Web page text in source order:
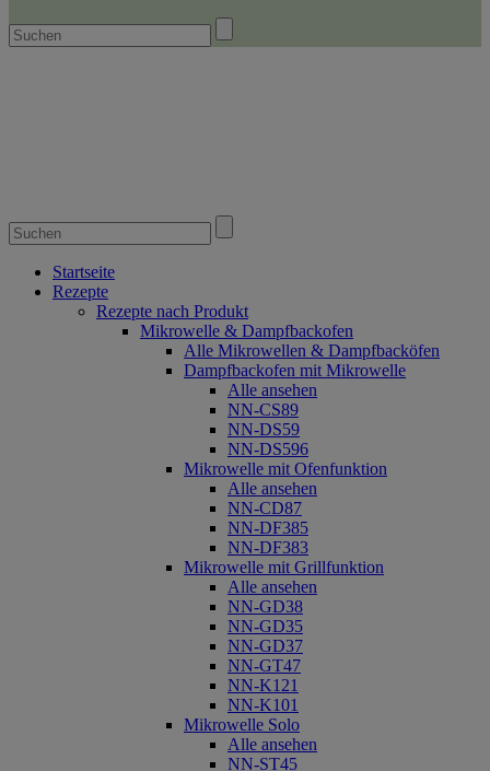
Startseite
Rezepte
Rezepte nach Produkt
Mikrowelle & Dampfbackofen
Alle Mikrowellen & Dampfbacköfen
Dampfbackofen mit Mikrowelle
Alle ansehen
NN-CS89
NN-DS59
NN-DS596
Mikrowelle mit Ofenfunktion
Alle ansehen
NN-CD87
NN-DF385
NN-DF383
Mikrowelle mit Grillfunktion
Alle ansehen
NN-GD38
NN-GD35
NN-GD37
NN-GT47
NN-K121
NN-K101
Mikrowelle Solo
Alle ansehen
NN-ST45